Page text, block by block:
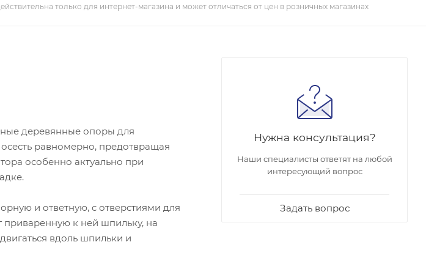
только для интернет-магазина и может отличаться от цен в розничных магазинах
деревянные опоры для
равномерно, предотвращая
особенно актуально при
и ответную, с отверстиями для
приваренную к ней шпильку, на
вдоль шпильки и
Нужна консультация?
Наши специалисты ответят на любой
интересующий вопрос
Задать вопрос